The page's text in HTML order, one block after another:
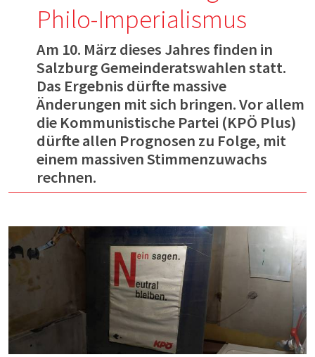
Philo-Imperialismus
Am 10. März dieses Jahres finden in
Salzburg Gemeinderatswahlen statt.
Das Ergebnis dürfte massive
Änderungen mit sich bringen. Vor allem
die Kommunistische Partei (KPÖ Plus)
dürfte allen Prognosen zu Folge, mit
einem massiven Stimmenzuwachs
rechnen.